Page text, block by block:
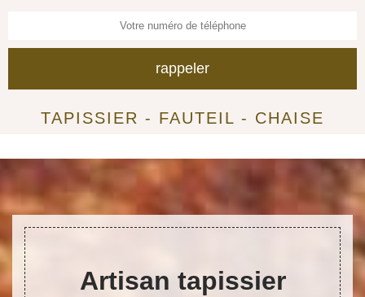
TAPISSIER - FAUTEIL - CHAISE
Artisan tapissier